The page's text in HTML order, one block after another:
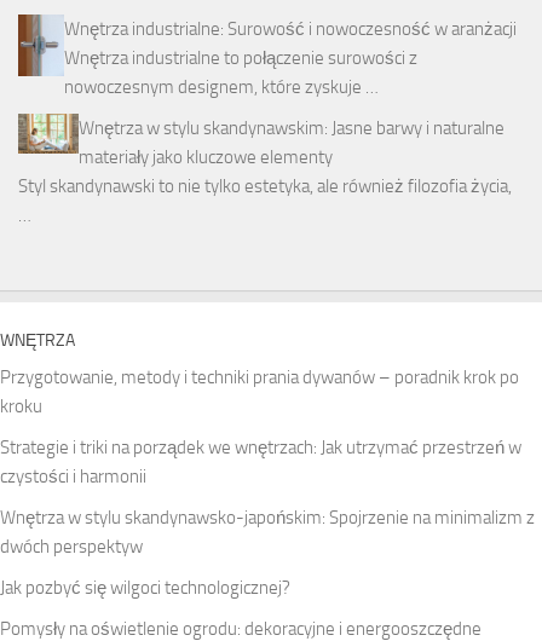
Wnętrza industrialne: Surowość i nowoczesność w aranżacji
Wnętrza industrialne to połączenie surowości z
nowoczesnym designem, które zyskuje …
Wnętrza w stylu skandynawskim: Jasne barwy i naturalne
materiały jako kluczowe elementy
Styl skandynawski to nie tylko estetyka, ale również filozofia życia,
…
WNĘTRZA
Przygotowanie, metody i techniki prania dywanów – poradnik krok po
kroku
Strategie i triki na porządek we wnętrzach: Jak utrzymać przestrzeń w
czystości i harmonii
Wnętrza w stylu skandynawsko-japońskim: Spojrzenie na minimalizm z
dwóch perspektyw
Jak pozbyć się wilgoci technologicznej?
Pomysły na oświetlenie ogrodu: dekoracyjne i energooszczędne